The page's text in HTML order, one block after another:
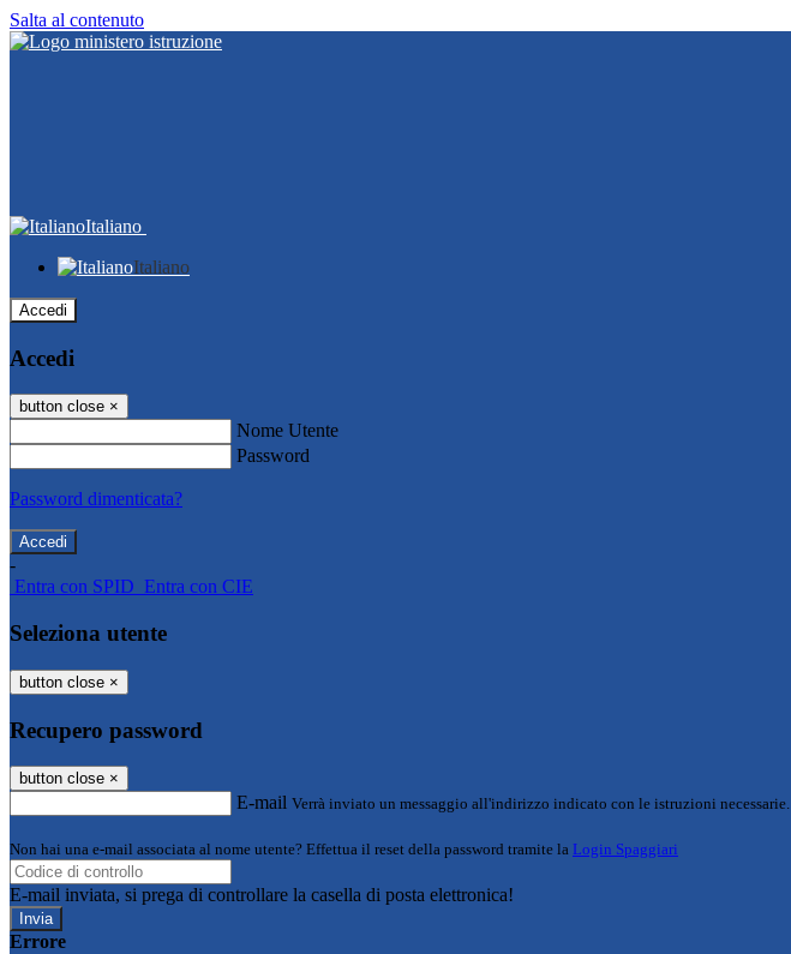
Salta al contenuto
Italiano
Italiano
Accedi
Accedi
button close ×
Nome Utente
Password
Password dimenticata?
-
Entra con SPID Entra con CIE
Seleziona utente
button close ×
Recupero password
button close ×
E-mail Verrà inviato un messaggio all'indirizzo indicato con le istruzioni necessarie.
Non hai una e-mail associata al nome utente? Effettua il reset della password tramite la Login Spaggiari
E-mail inviata, si prega di controllare la casella di posta elettronica!
Errore